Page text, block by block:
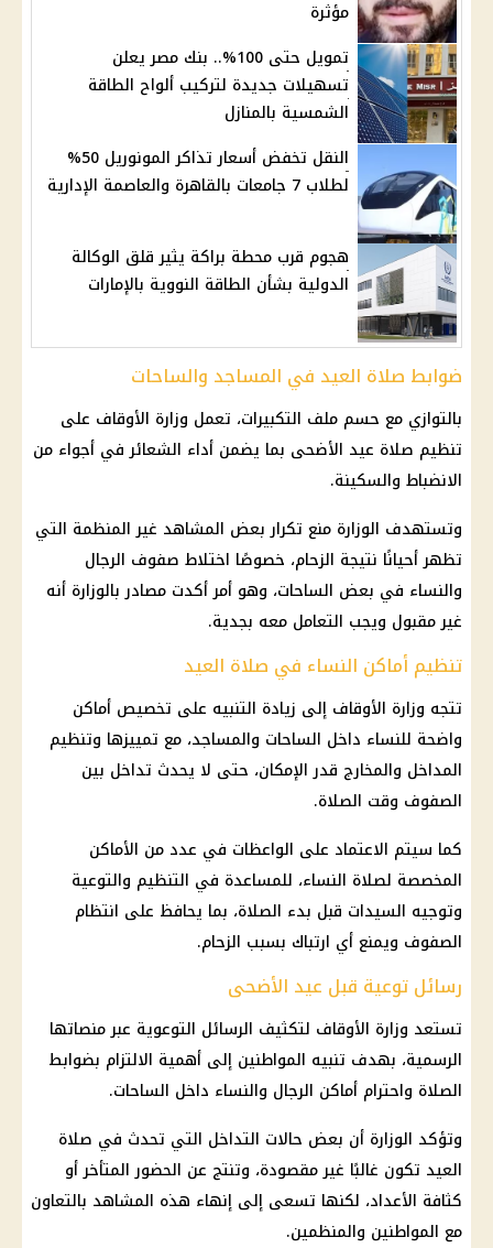
مؤثرة
تمويل حتى 100%.. بنك مصر يعلن
تسهيلات جديدة لتركيب ألواح الطاقة
الشمسية بالمنازل
النقل تخفض أسعار تذاكر المونوريل 50%
لطلاب 7 جامعات بالقاهرة والعاصمة الإدارية
هجوم قرب محطة براكة يثير قلق الوكالة
الدولية بشأن الطاقة النووية بالإمارات
ضوابط صلاة العيد في المساجد والساحات
بالتوازي مع حسم ملف التكبيرات، تعمل وزارة الأوقاف على
تنظيم صلاة عيد الأضحى بما يضمن أداء الشعائر في أجواء من
الانضباط والسكينة.
وتستهدف الوزارة منع تكرار بعض المشاهد غير المنظمة التي
تظهر أحيانًا نتيجة الزحام، خصوصًا اختلاط صفوف الرجال
والنساء في بعض الساحات، وهو أمر أكدت مصادر بالوزارة أنه
غير مقبول ويجب التعامل معه بجدية.
تنظيم أماكن النساء في صلاة العيد
تتجه وزارة الأوقاف إلى زيادة التنبيه على تخصيص أماكن
واضحة للنساء داخل الساحات والمساجد، مع تمييزها وتنظيم
المداخل والمخارج قدر الإمكان، حتى لا يحدث تداخل بين
الصفوف وقت الصلاة.
كما سيتم الاعتماد على الواعظات في عدد من الأماكن
المخصصة لصلاة النساء، للمساعدة في التنظيم والتوعية
وتوجيه السيدات قبل بدء الصلاة، بما يحافظ على انتظام
الصفوف ويمنع أي ارتباك بسبب الزحام.
رسائل توعية قبل عيد الأضحى
تستعد وزارة الأوقاف لتكثيف الرسائل التوعوية عبر منصاتها
الرسمية، بهدف تنبيه المواطنين إلى أهمية الالتزام بضوابط
الصلاة واحترام أماكن الرجال والنساء داخل الساحات.
وتؤكد الوزارة أن بعض حالات التداخل التي تحدث في صلاة
العيد تكون غالبًا غير مقصودة، وتنتج عن الحضور المتأخر أو
كثافة الأعداد، لكنها تسعى إلى إنهاء هذه المشاهد بالتعاون
مع المواطنين والمنظمين.